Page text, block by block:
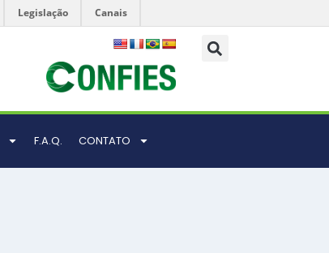
Legislação Canais
F.A.Q. CONTATO